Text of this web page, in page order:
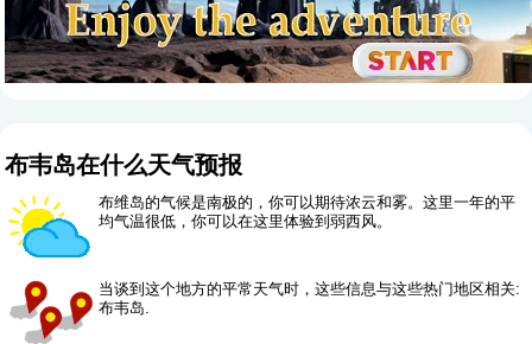
布韦岛在什么天气预报
布维岛的气候是南极的，你可以期待浓云和雾。这里一年的平
均气温很低，你可以在这里体验到弱西风。
当谈到这个地方的平常天气时，这些信息与这些热门地区相关:
布韦岛.